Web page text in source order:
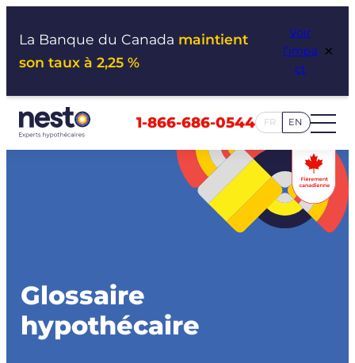
La Banque du Canada maintient
son taux à 2,25 %
Voir
l’impa
ct
×
1-866-686-0544 FR EN
Glossaire
hypothécaire